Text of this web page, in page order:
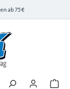
ab 75 €